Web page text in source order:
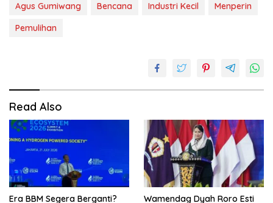
Agus Gumiwang Bencana Industri Kecil
Menperin
Pemulihan
Read Also
Era BBM Segera Berganti?
Wamendag Dyah Roro Esti